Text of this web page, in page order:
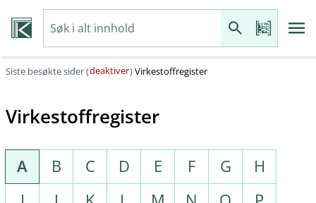
Siste besøkte sider (deaktiver)Virkestoffregister
Virkestoffregister
A B C D E F G
H